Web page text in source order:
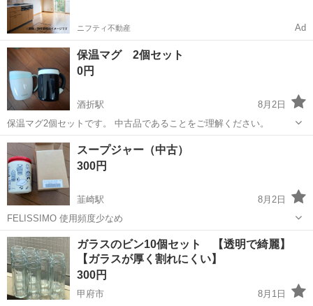
ニフティ不動産 Ad
保温マグ 2個セット
0円
酒折駅
8月2日
保温マグ2個セットです。 中古品であることをご理解ください。
山梨 甲府市 酒折駅
スープジャー（中古）
300円
韮崎駅
8月2日
FELISSIMO 使用頻度少なめ
山梨 韮崎市 韮崎駅 食器 スープジャー
ガラスのビン10個セット 【透明で綺麗】
【ガラスが厚く割れにくい】
300円
甲府市
8月1日